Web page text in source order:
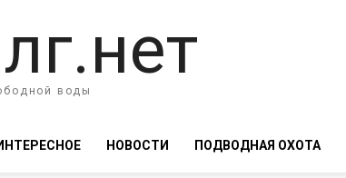
воды
НОВОСТИ ПОДВОДНАЯ ОХОТА